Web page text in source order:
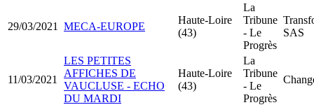
29/03/2021 MECA-EUROPE
Haute-Loire
(43)
La
Tribune
- Le
Progrès
SAS
11/03/2021
LES PETITES
AFFICHES DE
VAUCLUSE - ECHO
DU MARDI
Haute-Loire
(43)
La
Tribune
- Le
Progrès